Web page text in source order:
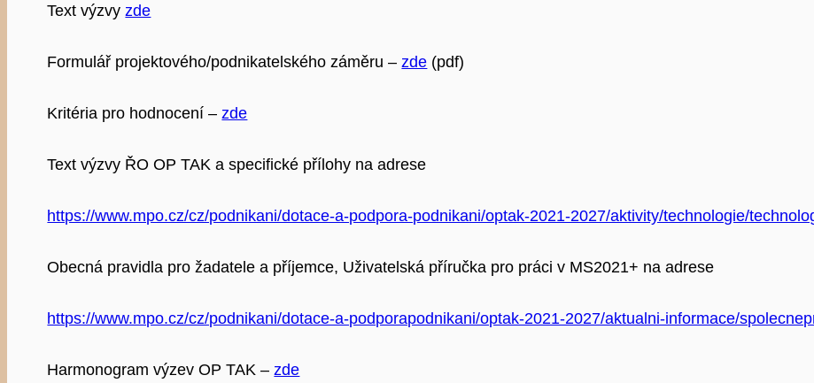
Text výzvyzde
Formulář projektového/podnikatelského záměru –zde (pdf)
Kritéria pro hodnocení –zde
Text výzvy ŘO OP TAK a specifické přílohy na adrese
https://www.mpo.cz/cz/podnikani/dotace-a-podpora-podnikani/optak-2021-2027/aktivity/technologie/
Obecná pravidla pro žadatele a příjemce, Uživatelská příručka pro práci v MS2021+ na adrese
https://www.mpo.cz/cz/podnikani/dotace-a-podporapodnikani/optak-2021-2027/aktualni-informace/
Harmonogram výzev OP TAK –zde